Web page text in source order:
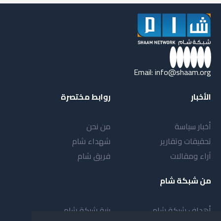
الأقرب للتتويج باللقب، في ظل تقارب المستوى الفني والخبرة التي
يتمتع بها الفريقان.
وفي الألعاب الفردية، استضافت محافظة طرطوس بطولة
الجمهورية للدراجات بمشاركة واسعة من لاعبين ولاعبات يمثلون
ثماني محافظات، في خطوة تهدف إلى تطوير مستوى اللعبة
للدراجات لتوسيع قاعدة المشاركة ورفع المستوى الفني في
Email:info@shaam.org
الأخبار
أخبار سياسة
تحقيقات وتقارير
آراء ومقالات
روابط مختصرة
من نحن
شهداء شام
فريق شام
من شبكة شام
أهداف شبكة شام
بنية شبكة شام